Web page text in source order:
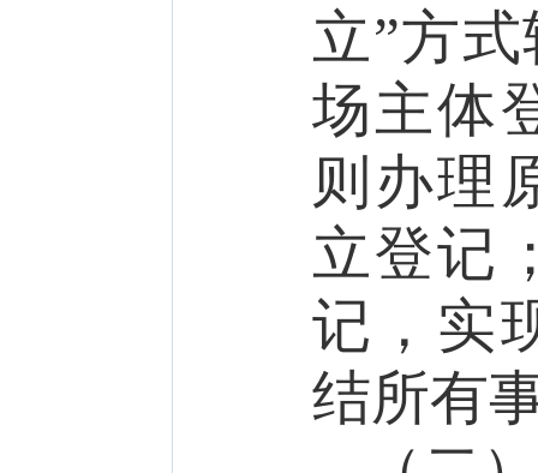
立”方
场主体
则办理
立登记
记，实
结所有